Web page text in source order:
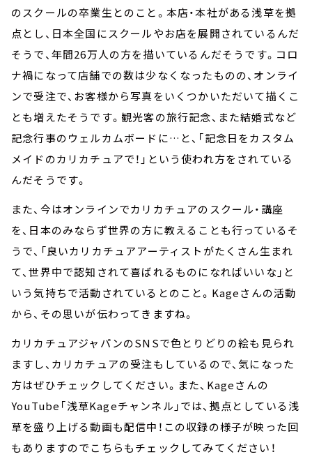
のスクールの卒業生とのこと。本店・本社がある浅草を拠
点とし、日本全国にスクールやお店を展開されているんだ
そうで、年間26万人の方を描いているんだそうです。コロ
ナ禍になって店舗での数は少なくなったものの、オンライ
ンで受注で、お客様から写真をいくつかいただいて描くこ
とも増えたそうです。観光客の旅行記念、また結婚式など
記念行事のウェルカムボードに…と、「記念日をカスタム
メイドのカリカチュアで！」という使われ方をされている
んだそうです。
また、今はオンラインでカリカチュアのスクール・講座
を、日本のみならず世界の方に教えることも行っているそ
うで、「良いカリカチュアアーティストがたくさん生まれ
て、世界中で認知されて喜ばれるものになればいいな」と
いう気持ちで活動されているとのこと。Kageさんの活動
から、その思いが伝わってきますね。
カリカチュアジャパンのSNSで色とりどりの絵も見られ
ますし、カリカチュアの受注もしているので、気になった
方はぜひチェックしてください。また、Kageさんの
YouTube「浅草Kageチャンネル」では、拠点としている浅
草を盛り上げる動画も配信中！この収録の様子が映った回
もありますのでこちらもチェックしてみてください！